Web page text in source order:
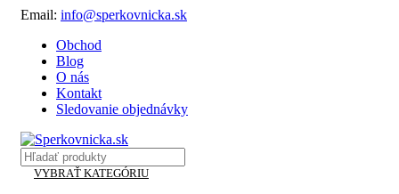
Email: info@sperkovnicka.sk
Obchod
Blog
O nás
Kontakt
Sledovanie objednávky
VYBRAŤ KATEGÓRIU